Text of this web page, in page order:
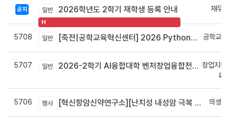
공지 일반 2026학년도 2학기 재학생 등록 안내
H
재무
5708 일반 [죽전|공학교육혁신센터] 2026 Python으로 구현하는 AI 영상인식과 로봇팔 제어 프로그램 신청 안내 공학교
5707 일반 2026-2학기 AI융합대학 벤처창업융합전공 안내
창업지원
육
5706 행사 [혁신항암신약연구소][난치성 내성암 극복 차세대 신약개발 글로벌 사업단] 심포지엄 8월 24일 ~ 25일 의생